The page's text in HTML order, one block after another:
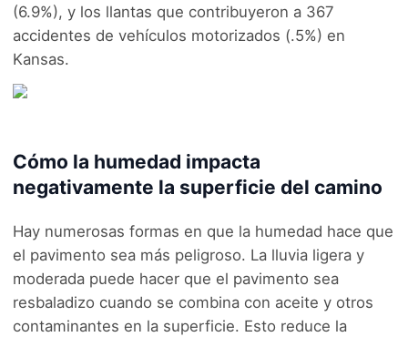
(6.9%), y los llantas que contribuyeron a 367
accidentes de vehículos motorizados (.5%) en
Kansas.
Cómo la humedad impacta
negativamente la superficie del camino
Hay numerosas formas en que la humedad hace que
el pavimento sea más peligroso. La lluvia ligera y
moderada puede hacer que el pavimento sea
resbaladizo cuando se combina con aceite y otros
contaminantes en la superficie. Esto reduce la